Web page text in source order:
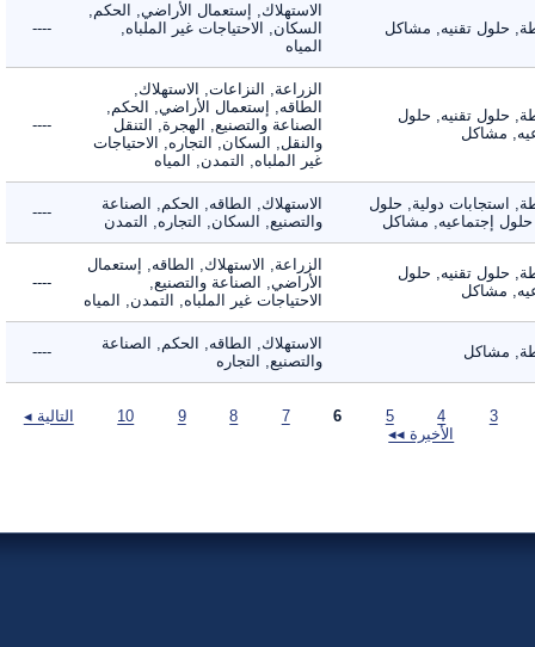
حلول تقنيه, مشاكل
الاستهلاك, إستعمال الأراضي, الحكم,
السكان, الاحتياجات غير الملباه,
المياه
----
حلول تقنيه, حلول
مشاكل
الزراعة, النزاعات, الاستهلاك,
الطاقه, إستعمال الأراضي, الحكم,
الصناعة والتصنيع, الهجرة, التنقل
والنقل, السكان, التجاره, الاحتياجات
غير الملباه, التمدن, المياه
----
استجابات دولية, حلول
إجتماعيه, مشاكل
الاستهلاك, الطاقه, الحكم, الصناعة
والتصنيع, السكان, التجاره, التمدن
----
حلول تقنيه, حلول
مشاكل
الزراعة, الاستهلاك, الطاقه, إستعمال
الأراضي, الصناعة والتصنيع,
الاحتياجات غير الملباه, التمدن, المياه
----
مشاكل
الاستهلاك, الطاقه, الحكم, الصناعة
والتصنيع, التجاره
----
التالية ◂
الأخيرة ◂◂